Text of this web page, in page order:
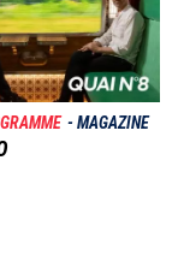
MAGAZINE